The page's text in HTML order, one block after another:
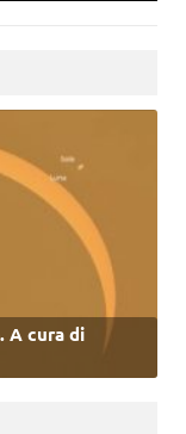
A cura di